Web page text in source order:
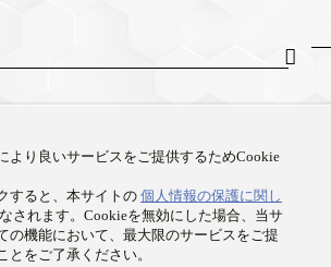
より良いサービスをご提供するためCookie
すると、本サイトの 個人情報の保護に関し
されます。Cookieを無効にした場合、当サ
の機能において、最大限のサービスをご提
をご了承ください。